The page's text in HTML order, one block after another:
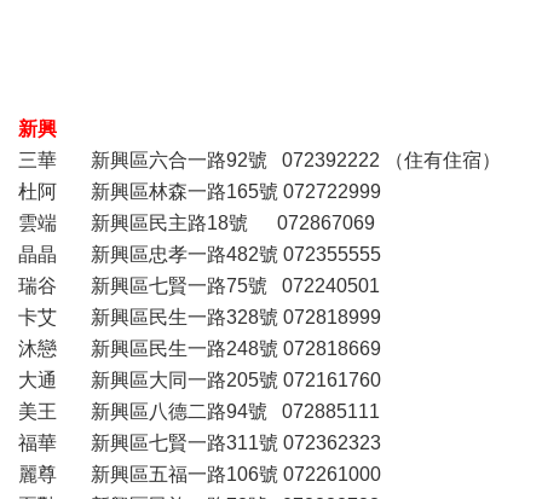
新興
三華 新興區六合一路92號 072392222 （住有住宿）
杜阿 新興區林森一路165號 072722999
雲端 新興區民主路18號 072867069
晶晶 新興區忠孝一路482號 072355555
瑞谷 新興區七賢一路75號 072240501
卡艾 新興區民生一路328號 072818999
沐戀 新興區民生一路248號 072818669
大通 新興區大同一路205號 072161760
美王 新興區八德二路94號 072885111
福華 新興區七賢一路311號 072362323
麗尊 新興區五福一路106號 072261000